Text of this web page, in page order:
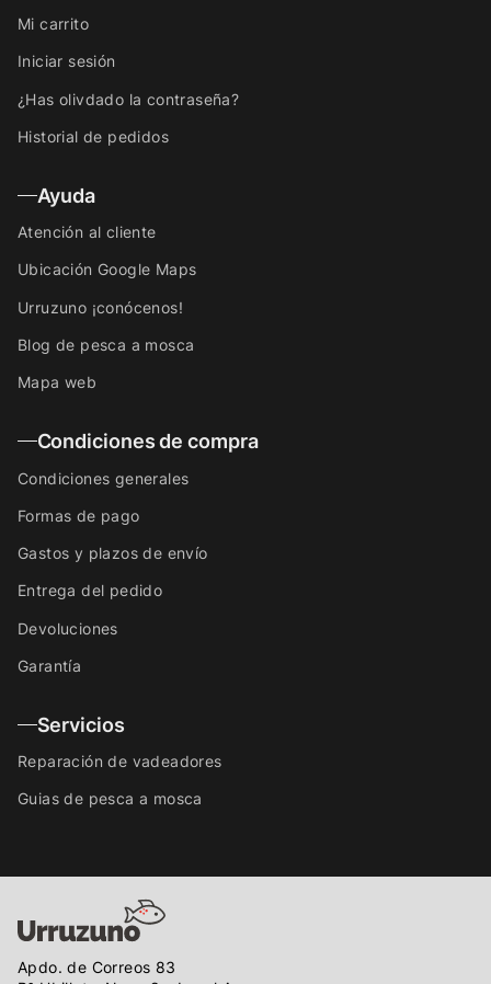
Mi carrito
Iniciar sesión
¿Has olivdado la contraseña?
Historial de pedidos
Ayuda
Atención al cliente
Ubicación Google Maps
Urruzuno ¡conócenos!
Blog de pesca a mosca
Mapa web
Condiciones de compra
Condiciones generales
Formas de pago
Gastos y plazos de envío
Entrega del pedido
Devoluciones
Garantía
Servicios
Reparación de vadeadores
Guias de pesca a mosca
Apdo. de Correos 83